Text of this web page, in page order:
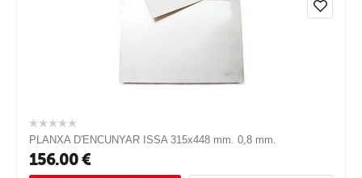
PLANXA D'ENCUNYAR ISSA 315x448 mm. 0,8 mm.
156.00€